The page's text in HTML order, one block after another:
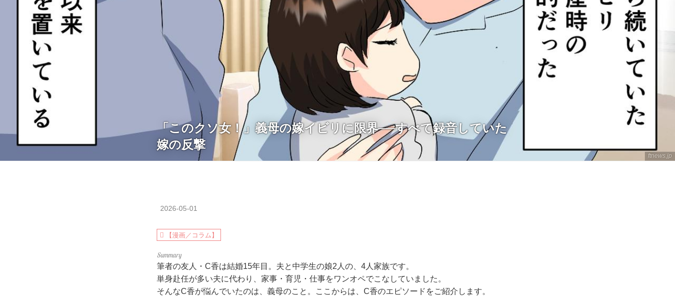
ftnews.jp
「このクソ女！」義母の嫁イビリに限界──すべて録音していた
嫁の反撃
2026-05-01
【漫画／コラム】
筆者の友人・C香は結婚15年目。夫と中学生の娘2人の、4人家族です。
単身赴任が多い夫に代わり、家事・育児・仕事をワンオペでこなしていました。
そんなC香が悩んでいたのは、義母のこと。ここからは、C香のエピソードをご紹介します。